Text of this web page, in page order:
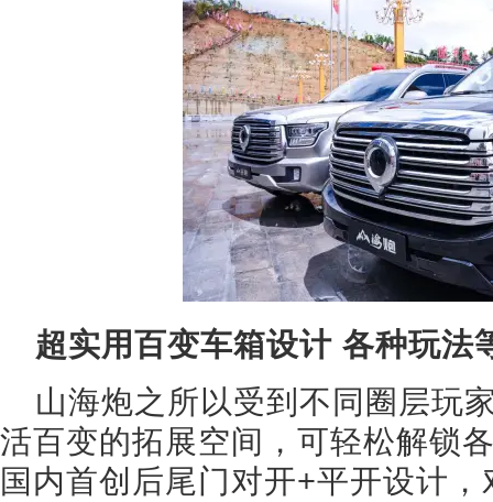
超实用百变车箱设计 各种玩法
山海炮之所以受到不同圈层玩
活百变的拓展空间，可轻松解锁
国内首创后尾门对开+平开设计